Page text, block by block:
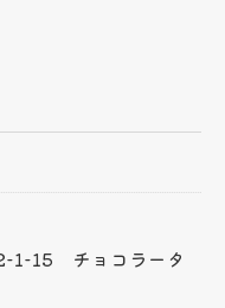
1-15 チョコラータ